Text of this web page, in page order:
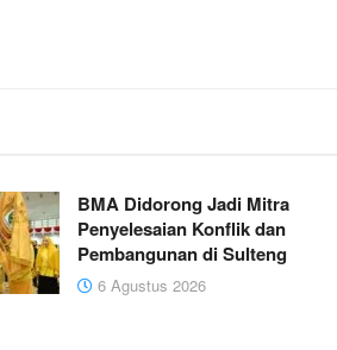
BMA Didorong Jadi Mitra
Penyelesaian Konflik dan
Pembangunan di Sulteng
6 Agustus 2026